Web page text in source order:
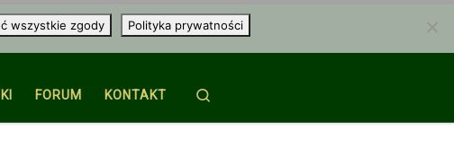
FORUM KONTAKT
wszystkie zgody Polityka prywatności